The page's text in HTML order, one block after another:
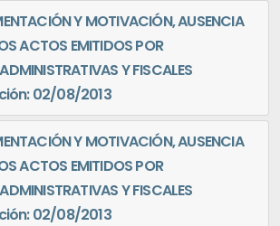
Y MOTIVACIÓN, AUSENCIA
ACTOS EMITIDOS POR
Y FISCALES
02/08/2013
Y MOTIVACIÓN, AUSENCIA
ACTOS EMITIDOS POR
Y FISCALES
02/08/2013